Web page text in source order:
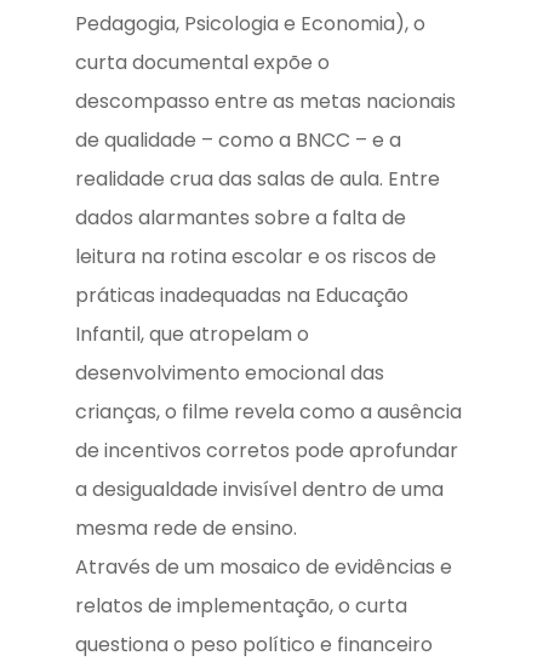
Pedagogia, Psicologia e Economia), o
curta documental expõe o
descompasso entre as metas nacionais
de qualidade – como a BNCC – e a
realidade crua das salas de aula. Entre
dados alarmantes sobre a falta de
leitura na rotina escolar e os riscos de
práticas inadequadas na Educação
Infantil, que atropelam o
desenvolvimento emocional das
crianças, o filme revela como a ausência
de incentivos corretos pode aprofundar
a desigualdade invisível dentro de uma
mesma rede de ensino.
Através de um mosaico de evidências e
relatos de implementação, o curta
questiona o peso político e financeiro